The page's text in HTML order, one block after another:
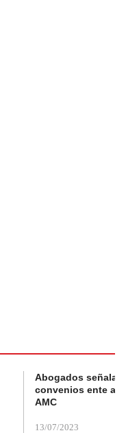
Abogados
convenios ente
AMC
13/07/2023